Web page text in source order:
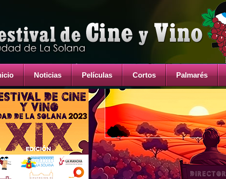
Noticias Películas Cortos Palmarés